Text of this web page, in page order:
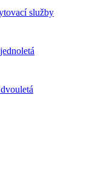
služby